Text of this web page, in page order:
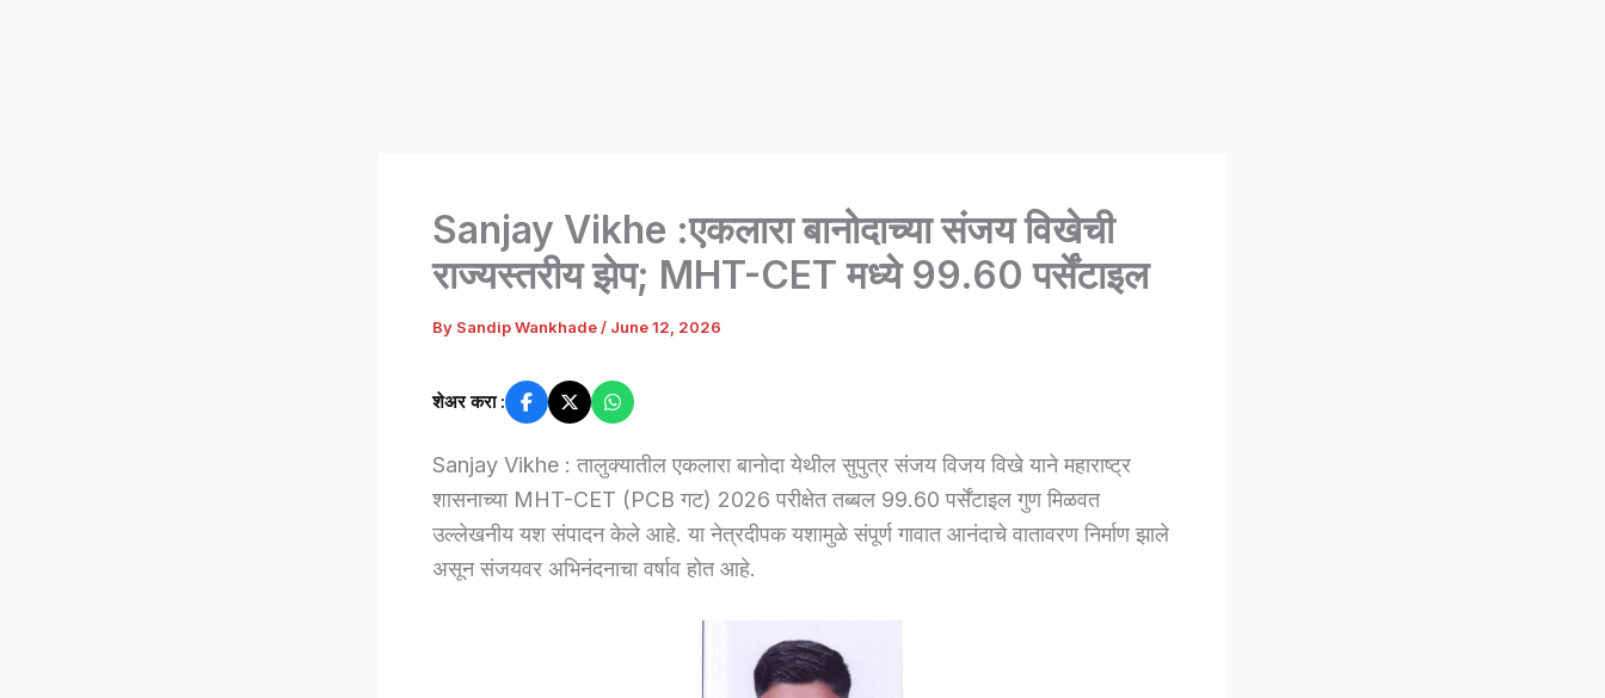
Sanjay Vikhe :एकलारा बानोदाच्या संजय विखेची
राज्यस्तरीय झेप; MHT-CET मध्ये 99.60 पर्सेंटाइल
By Sandip Wankhade / June 12, 2026
शेअर करा :
Sanjay Vikhe : तालुक्यातील एकलारा बानोदा येथील सुपुत्र संजय विजय विखे याने महाराष्ट्र
शासनाच्या MHT-CET (PCB गट) 2026 परीक्षेत तब्बल 99.60 पर्सेंटाइल गुण मिळवत
उल्लेखनीय यश संपादन केले आहे. या नेत्रदीपक यशामुळे संपूर्ण गावात आनंदाचे वातावरण निर्माण झाले
असून संजयवर अभिनंदनाचा वर्षाव होत आहे.